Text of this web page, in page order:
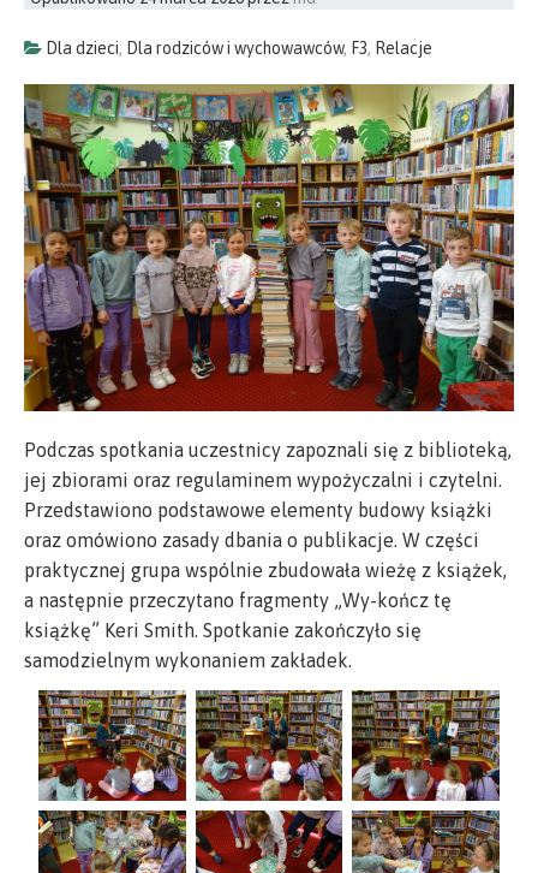
Dla dzieci, Dla rodziców i wychowawców, F3, Relacje
Podczas spotkania uczestnicy zapoznali się z biblioteką,
jej zbiorami oraz regulaminem wypożyczalni i czytelni.
Przedstawiono podstawowe elementy budowy książki
oraz omówiono zasady dbania o publikacje. W części
praktycznej grupa wspólnie zbudowała wieżę z książek,
a następnie przeczytano fragmenty „Wy-kończ tę
książkę” Keri Smith. Spotkanie zakończyło się
samodzielnym wykonaniem zakładek.